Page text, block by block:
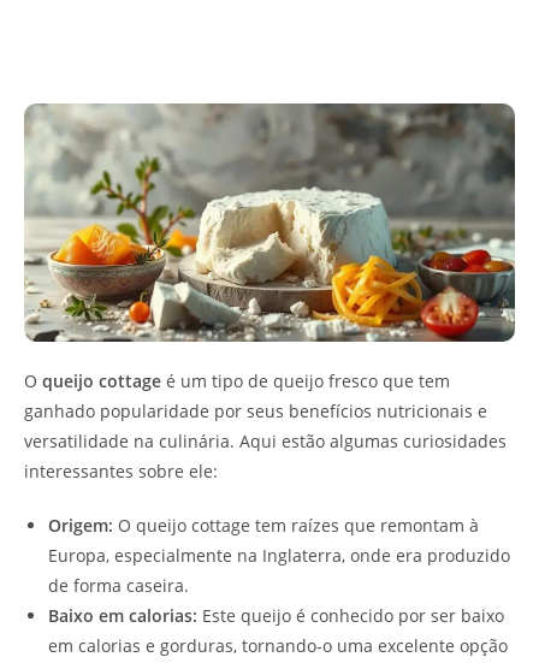
O queijo cottage é um tipo de queijo fresco que tem
ganhado popularidade por seus benefícios nutricionais e
versatilidade na culinária. Aqui estão algumas curiosidades
interessantes sobre ele:
Origem: O queijo cottage tem raízes que remontam à
Europa, especialmente na Inglaterra, onde era produzido
de forma caseira.
Baixo em calorias: Este queijo é conhecido por ser baixo
em calorias e gorduras, tornando-o uma excelente opção